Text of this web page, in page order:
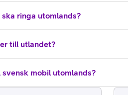
ringa utomlands?
till utlandet?
mobil utomlands?